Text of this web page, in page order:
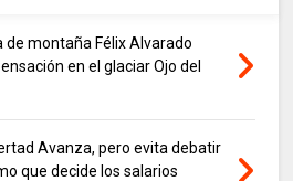
de montaña Félix Alvarado
en el glaciar Ojo del
Avanza, pero evita debatir
que decide los salarios